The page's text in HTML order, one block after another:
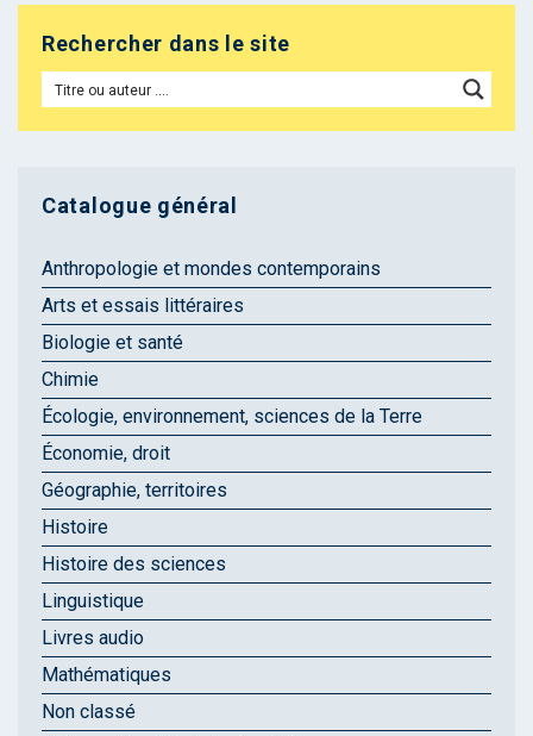
Rechercher dans le site
Catalogue général
Anthropologie et mondes contemporains
Arts et essais littéraires
Biologie et santé
Chimie
Écologie, environnement, sciences de la Terre
Économie, droit
Géographie, territoires
Histoire
Histoire des sciences
Linguistique
Livres audio
Mathématiques
Non classé